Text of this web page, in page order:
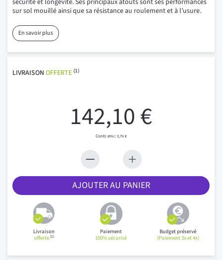
sécurité et longévité. Ses principaux atouts sont ses performances
sur sol mouillé ainsi que sa résistance au roulement et à l’usure.
En savoir plus
LIVRAISON OFFERTE (1)
142,10 €
3,76 €
AJOUTER AU PANIER
Livraison
offerte(1)
Paiement
100% sécurisé
Budget préservé
(Paiement 3x et 4x)